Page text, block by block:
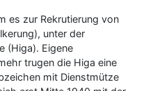
es zur Rekrutierung von
unter der
(Higa). Eigene
trugen die Higa eine
mit Dienstmütze